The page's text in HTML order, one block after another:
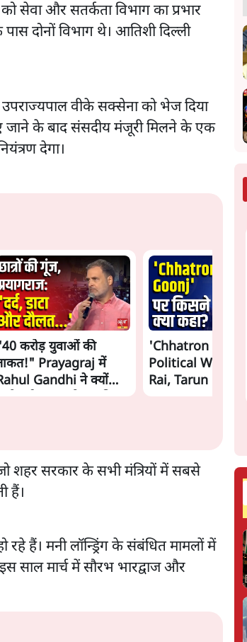
सेवा और सतर्कता विभाग का प्रभार
दोनों विभाग थे। आतिशी दिल्ली
उपराज्यपाल वीके सक्सेना को भेज दिया
जाने के बाद संसदीय मंजूरी मिलने के एक
देगा।
करोड़ युवाओं की
Prayagraj में
Gandhi ने क्यों
'Chhatron Ki
Political War!
Rai, Tarun
Shatrughan on
शहर सरकार के सभी मंत्रियों में सबसे
हैं।
रहे हैं। मनी लॉन्ड्रिंग के संबंधित मामलों में
साल मार्च में सौरभ भारद्वाज और